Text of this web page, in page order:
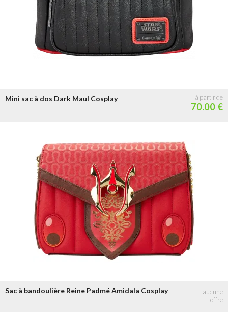
Mini sac à dos Dark Maul Cosplay
70.00 €
Sac à bandoulière Reine Padmé Amidala Cosplay